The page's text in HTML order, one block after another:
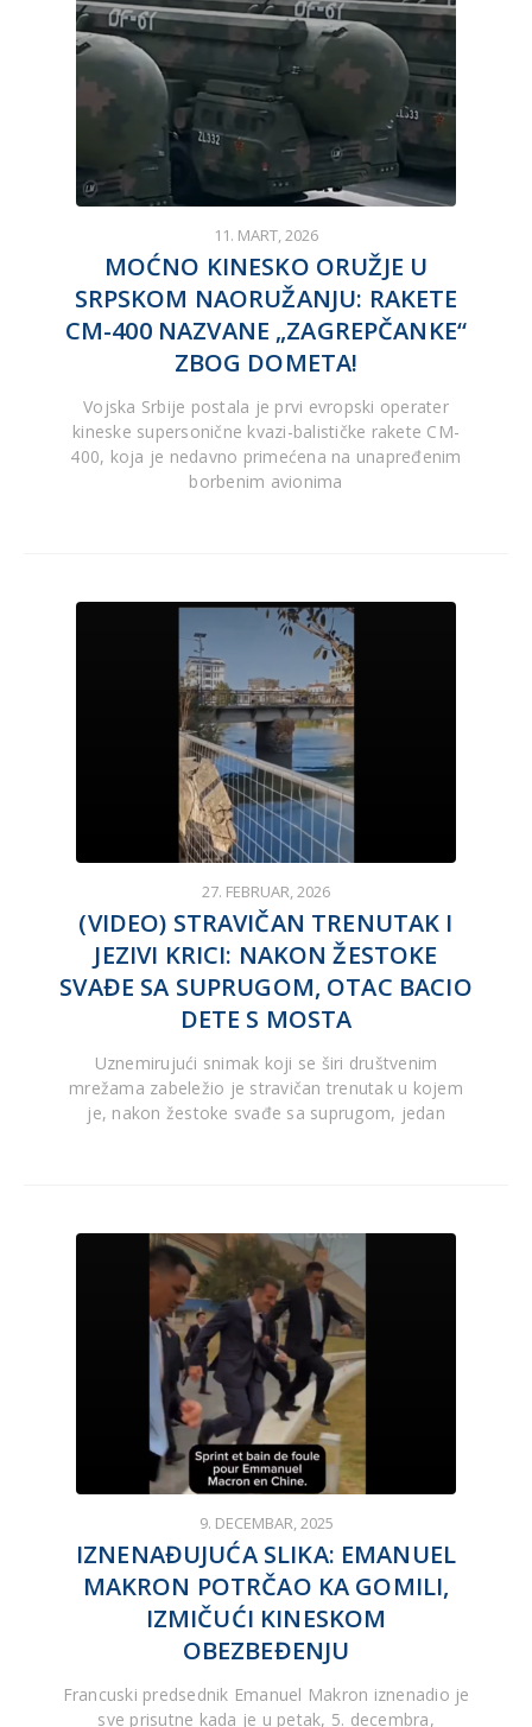
11. MART, 2026
MOĆNO KINESKO ORUŽJE U
SRPSKOM NAORUŽANJU: RAKETE
CM-400 NAZVANE „ZAGREPČANKE“
ZBOG DOMETA!
Vojska Srbije postala je prvi evropski operater
kineske supersonične kvazi-balističke rakete CM-
400, koja je nedavno primećena na unapređenim
borbenim avionima
27. FEBRUAR, 2026
(VIDEO) STRAVIČAN TRENUTAK I
JEZIVI KRICI: NAKON ŽESTOKE
SVAĐE SA SUPRUGOM, OTAC BACIO
DETE S MOSTA
Uznemirujući snimak koji se širi društvenim
mrežama zabeležio je stravičan trenutak u kojem
je, nakon žestoke svađe sa suprugom, jedan
9. DECEMBAR, 2025
IZNENAĐUJUĆA SLIKA: EMANUEL
MAKRON POTRČAO KA GOMILI,
IZMIČUĆI KINESKOM
OBEZBEĐENJU
Francuski predsednik Emanuel Makron iznenadio je
sve prisutne kada je u petak, 5. decembra,